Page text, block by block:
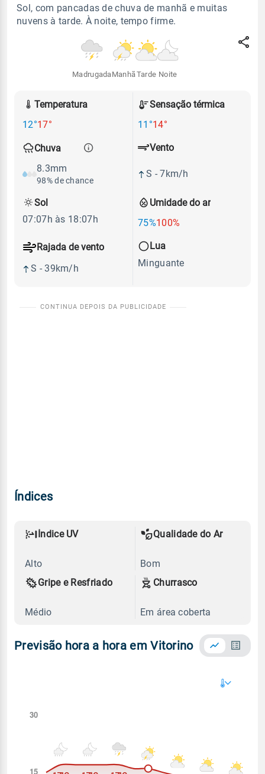
Sol, com pancadas de chuva de manhã e muitas
nuvens à tarde. À noite, tempo firme.
Madrugada Manhã Tarde Noite
Temperatura
12°17°
Sensação térmica
11°14°
Chuva
8.3mm
98% de chance
Umidade do ar
75%100%
Vento
S - 7km/h
Rajada de vento
S - 39km/h
Sol
07:07h às 18:07h
Lua
Minguante
Índices
Índice UV
Alto
Qualidade do Ar
Bom
Gripe e Resfriado
Médio
Churrasco
Em área coberta
Previsão hora a hora em Vitorino